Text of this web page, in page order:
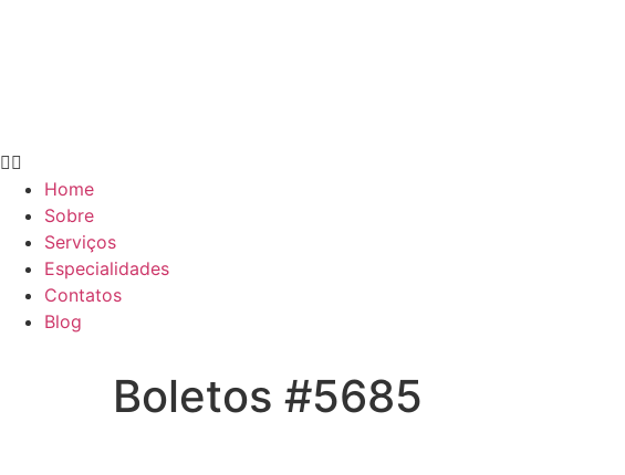
Home
Sobre
Serviços
Especialidades
Contatos
Blog
Boletos #5685